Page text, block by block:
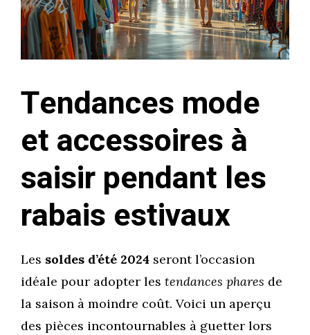
Tendances mode
et accessoires à
saisir pendant les
rabais estivaux
Les soldes d’été 2024 seront l’occasion
idéale pour adopter les tendances phares de
la saison à moindre coût. Voici un aperçu
des pièces incontournables à guetter lors